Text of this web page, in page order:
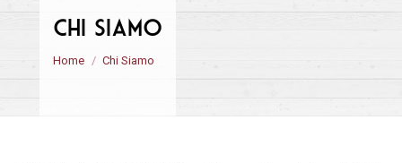
Chi Siamo
Sei qui:
Home Chi Siamo